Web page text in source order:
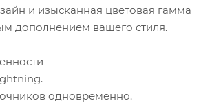
и изысканная цветовая гамма
дополнением вашего стиля.
одновременно.